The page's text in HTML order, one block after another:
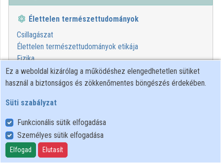
Élettelen természettudományok
Csillagászat
Élettelen természettudományok etikája
Fizika
Kémia
Matematika
2 4 5 6
01:19:06
Ez a weboldal kizárólag a működéshez elengedhetetlen sütiket
használ a biztonságos és zökkenőmentes böngészés érdekében.
Süti szabályzat
Funkcionális sütik elfogadása
Személyes sütik elfogadása
Elfogad Elutasít